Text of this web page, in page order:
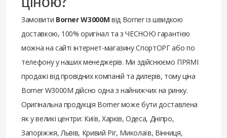
Замовити Borner W3000M від Borner із швидкою
доставкою, 100% оригінал та з ЧЕСНОЮ гарантією
можна на сайті інтернет-магазину СпортОРГ або по
телефону у наших менеджерів. Ми здійснюємо ПРЯМІ
продажі від провідних компаній та дилерів, тому ціна
Borner W3000M дійсно одна з найнижчих на ринку.
Оригінальна продукція Borner може бути доставлена ​​
як у великі центри: Київ, Харків, Одеса, Дніпро,
Запоріжжя, Львів, Кривий Ріг, Миколаїв, Вінниця,